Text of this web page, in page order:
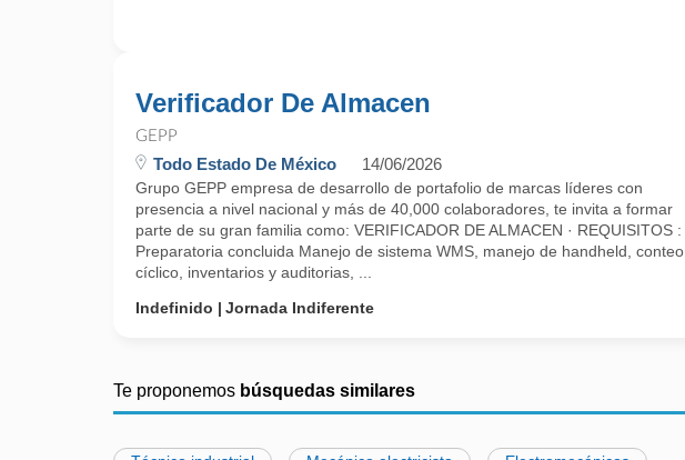
Verificador De Almacen
GEPP
Todo Estado De México 14/06/2026
Grupo GEPP empresa de desarrollo de portafolio de marcas líderes con
presencia a nivel nacional y más de 40,000 colaboradores, te invita a formar
parte de su gran familia como: VERIFICADOR DE ALMACEN · REQUISITOS :
Preparatoria concluida Manejo de sistema WMS, manejo de handheld, conteo
cíclico, inventarios y auditorias, ...
Indefinido
Jornada Indiferente
Te proponemos búsquedas similares